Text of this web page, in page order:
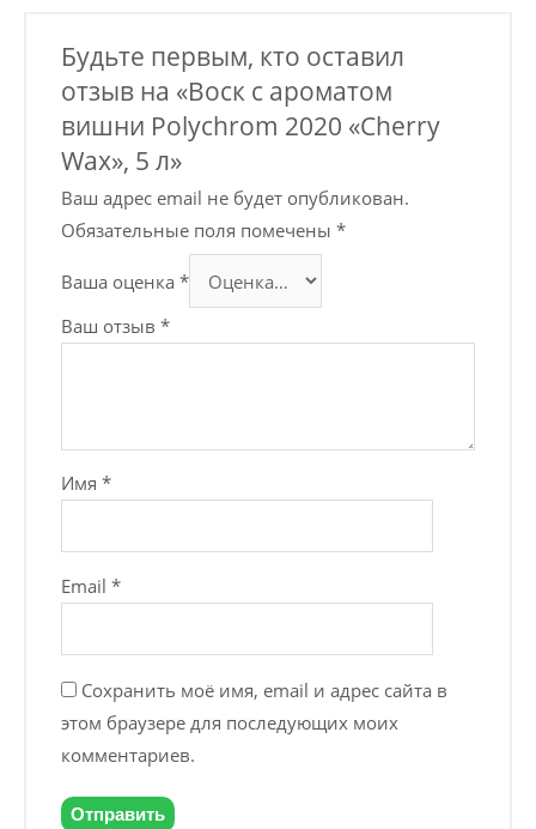
Будьте первым, кто оставил
отзыв на «Воск с ароматом
вишни Polychrom 2020 «Cherry
Wax», 5 л»
Ваш адрес email не будет опубликован.
Обязательные поля помечены*
Ваша оценка*
Ваш отзыв*
Имя*
Email*
Сохранить моё имя, email и адрес сайта в
этом браузере для последующих моих
комментариев.